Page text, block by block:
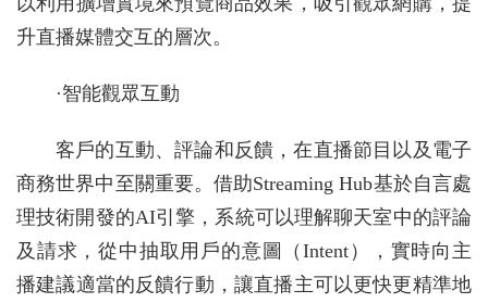
升直播媒體交互的層次。
·智能觀眾互動
客戶的互動、評論和反饋，在直播節目以及電子
商務世界中至關重要。借助Streaming Hub基於自言處
理技術開發的AI引擎，系統可以理解聊天室中的評論
及請求，從中抽取用戶的意圖（Intent），實時向主
播建議適當的反饋行動，讓直播主可以更快更精準地